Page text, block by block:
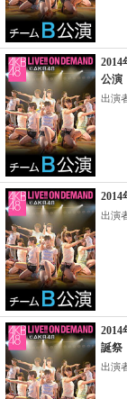
2014
公演
出演
2014
出演
2014
誕祭
出演